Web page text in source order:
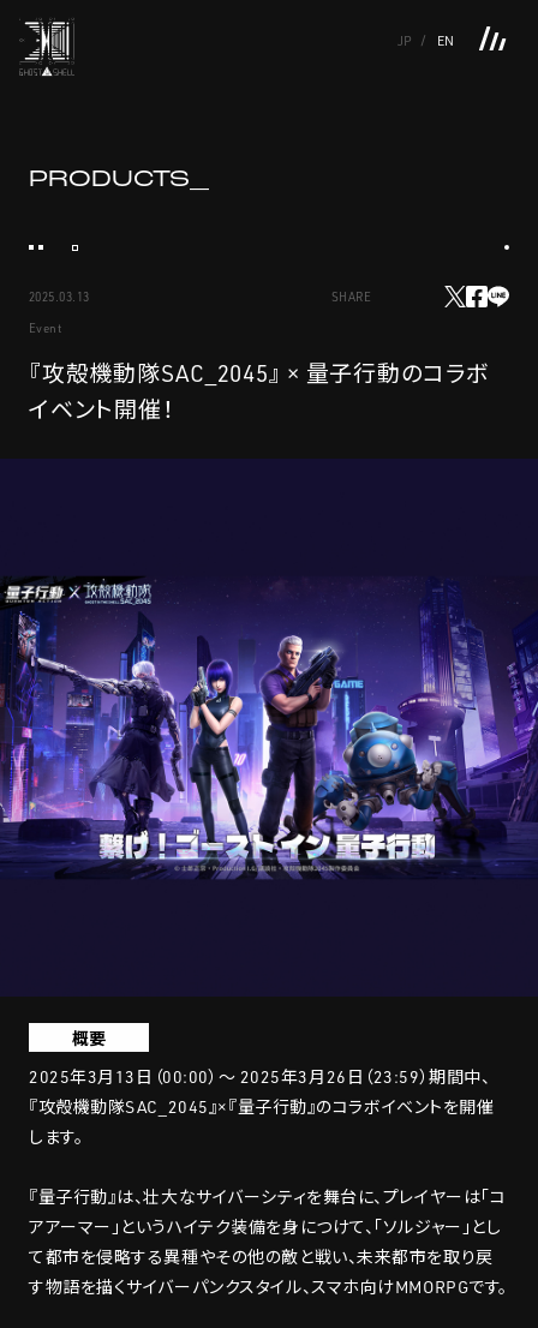
JP EN
FEATURE
M.M.A.
TOP
NEWS
PRODUCTS
SERIES
MOVIE GALLERY
CONTACT PRIVACY POLICY
PRODUCTS_
2025.03.13
Event
SHARE
『攻殻機動隊SAC_2045』 × 量子行動のコラボ
イベント開催！
概要
2025年3月13日（00:00）～ 2025年3月26日（23:59）期間中、
『攻殻機動隊SAC_2045』×『量子行動』のコラボイベントを開催
します。
『量子行動』は、壮大なサイバーシティを舞台に、プレイヤーは「コ
アアーマー」というハイテク装備を身につけて、「ソルジャー」とし
て都市を侵略する異種やその他の敵と戦い、未来都市を取り戻
す物語を描くサイバーパンクスタイル、スマホ向けMMORPGです。